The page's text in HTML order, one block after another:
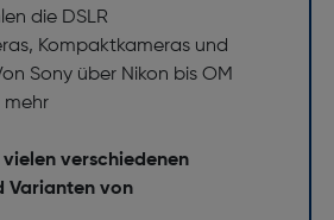
die DSLR
Kompaktkameras und
Sony über Nikon bis OM
mehr
verschiedenen
Varianten von